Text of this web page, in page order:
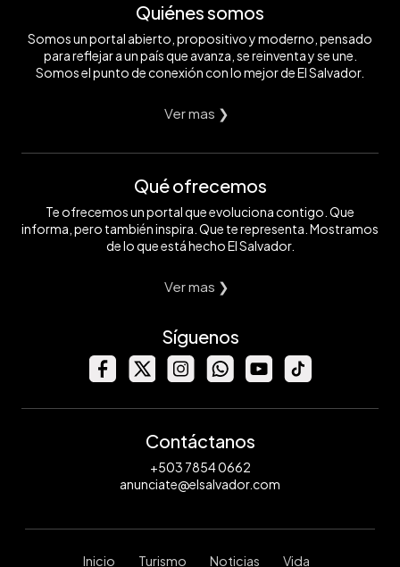
Quiénes somos
Somos un portal abierto, propositivo y moderno, pensado
para reflejar a un país que avanza, se reinventa y se une.
Somos el punto de conexión con lo mejor de El Salvador.
Ver mas ❯
Qué ofrecemos
Te ofrecemos un portal que evoluciona contigo. Que
informa, pero también inspira. Que te representa. Mostramos
de lo que está hecho El Salvador.
Ver mas ❯
Síguenos
Contáctanos
+503 7854 0662
anunciate@elsalvador.com
Inicio Turismo Noticias Vida